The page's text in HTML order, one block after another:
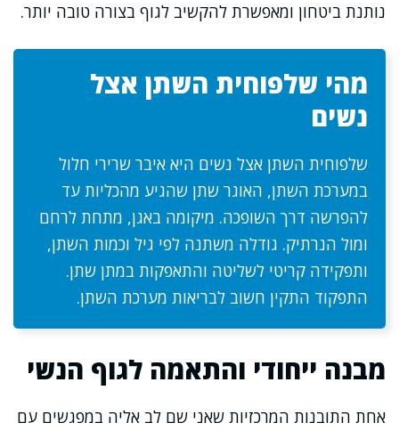
נותנת ביטחון ומאפשרת להקשיב לגוף בצורה טובה יותר.
מהי שלפוחית השתן אצל
נשים
שלפוחית השתן אצל נשים היא איבר שרירי חלול
במערכת השתן, האוגר שתן שהגיע מהכליות עד
להפרשה דרך השופכה. מיקומה באגן, מתחת לרחם
ומול הנרתיק. גודלה משתנה לפי גיל וכמות השתן,
ותפקידה קריטי לשליטה והתאפקות במתן שתן.
התפקוד התקין חשוב לבריאות מערכת השתן.
מבנה ייחודי והתאמה לגוף הנשי
אחת התובנות המרכזיות שאני שם לב אליה במפגשים עם